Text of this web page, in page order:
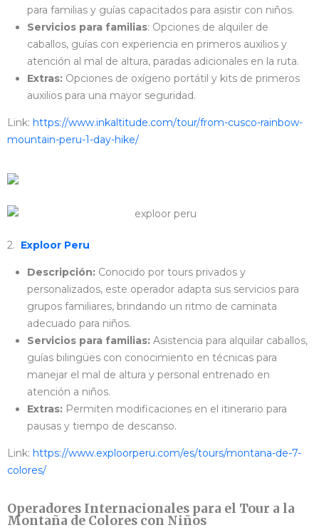
para familias y guías capacitados para asistir con niños.
Servicios para familias: Opciones de alquiler de
caballos, guías con experiencia en primeros auxilios y
atención al mal de altura, paradas adicionales en la ruta.
Extras: Opciones de oxígeno portátil y kits de primeros
auxilios para una mayor seguridad.
Link: https://www.inkaltitude.com/tour/from-cusco-rainbow-
mountain-peru-1-day-hike/
2. Exploor Peru
Descripción: Conocido por tours privados y
personalizados, este operador adapta sus servicios para
grupos familiares, brindando un ritmo de caminata
adecuado para niños.
Servicios para familias: Asistencia para alquilar caballos,
guías bilingües con conocimiento en técnicas para
manejar el mal de altura y personal entrenado en
atención a niños.
Extras: Permiten modificaciones en el itinerario para
pausas y tiempo de descanso.
Link: https://www.exploorperu.com/es/tours/montana-de-7-
colores/
Operadores Internacionales para el Tour a la
Montaña de Colores con Niños